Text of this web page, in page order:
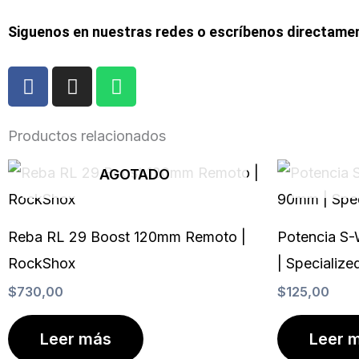
Siguenos en nuestras redes o escríbenos
F
a
e
o
o
I
n
t
g
r
m
W
h
t
a
Productos relacionados
AGOTADO
Reba RL 29 Boost 120mm Remoto |
RockShox
$730,00
Leer más
Potencia
|
$125,00
Leer